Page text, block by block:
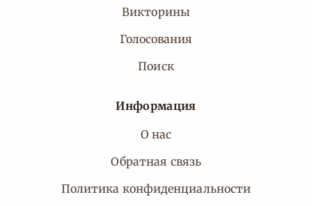
Викторины
Голосования
Поиск
Информация
О нас
Обратная связь
Политика конфиденциальности